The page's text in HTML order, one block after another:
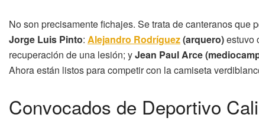
No son precisamente fichajes. Se trata de canteranos
Jorge Luis Pinto: Alejandro Rodríguez(arquero)estuvo
recuperación de una lesión; yJean Paul Arce
Ahora están listos para competir con la camiseta
Convocados de Deportivo